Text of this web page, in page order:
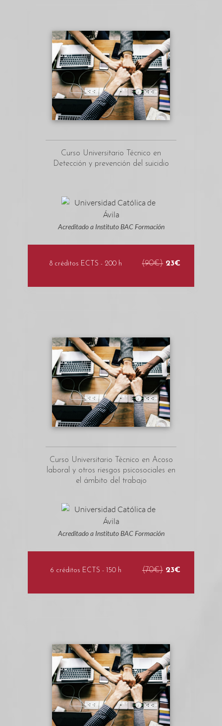
Curso Universitario Técnico en
Detección y prevención del suicidio
Acreditado a Instituto BAC Formación
8 créditos ECTS - 200 h (90€) 23€
Curso Universitario Técnico en Acoso
laboral y otros riesgos psicosociales en
el ámbito del trabajo
Acreditado a Instituto BAC Formación
6 créditos ECTS - 150 h (70€) 23€